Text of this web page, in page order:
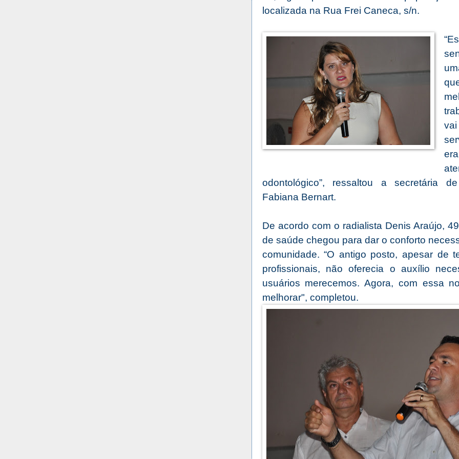
localizada na Rua Frei Caneca, s/n.
odontológico”, ressaltou a secretária
Fabiana Bernart.
De acordo com o radialista Denis Araújo,
de saúde chegou para dar o conforto
comunidade. “O antigo posto, apesar de
profissionais, não oferecia o auxílio
usuários merecemos. Agora, com essa
melhorar", completou.